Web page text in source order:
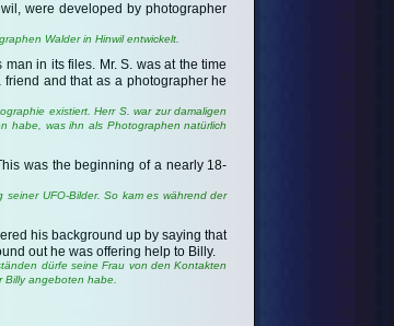
were developed by photographer
Walder in Hinwil entwickelt.
in its files. Mr. S. was at the time
and that as a photographer he
existiert. Herr S. war zur damaligen
habe, was ihn als Photographen natürlich
was the beginning of a nearly 18-
UFO-Bilder. So kam es während der
his background up by saying that
out he was offering help to Billy.
dürfe seine Frau von den Kontakten
Billy angeboten habe.